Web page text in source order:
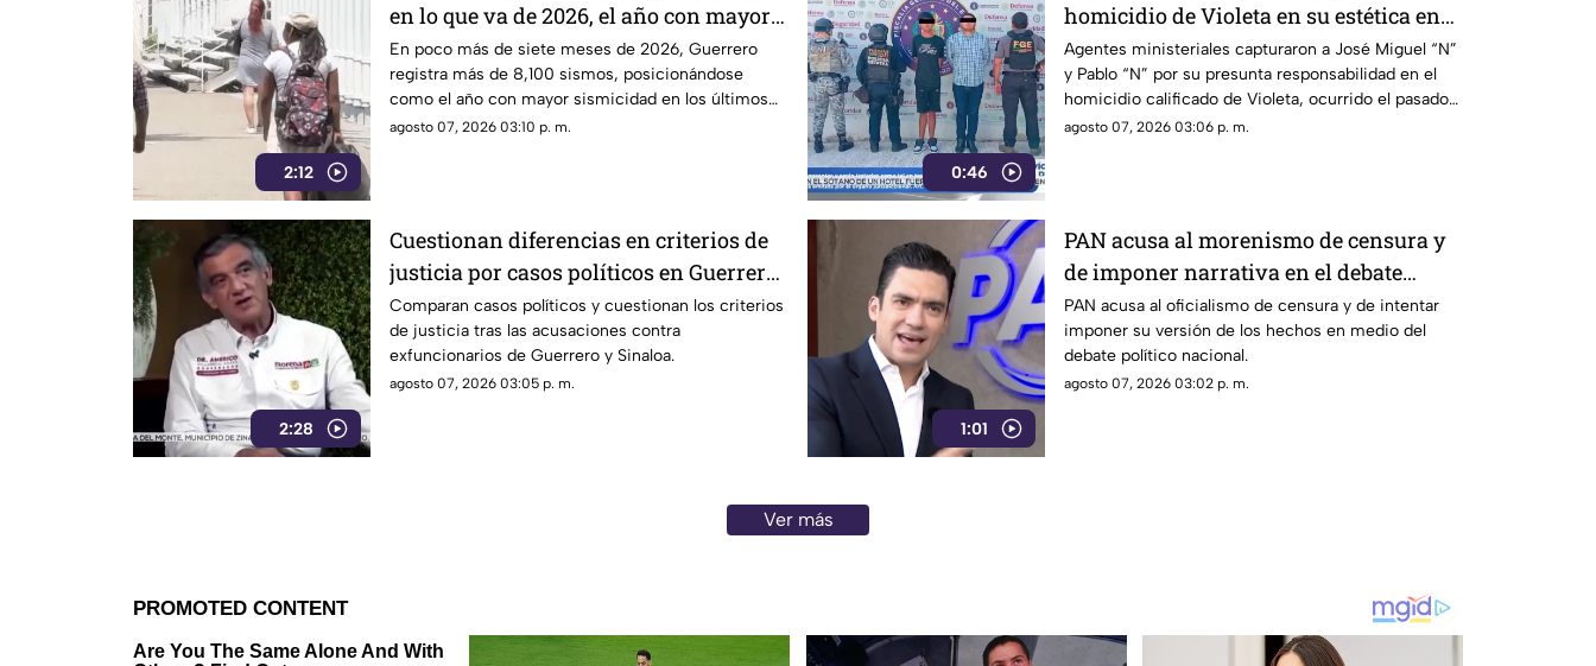
2:12
en lo que va de 2026, el año con mayor
sismicidad de los últimos cinco años
En poco más de siete meses de 2026, Guerrero
registra más de 8,100 sismos, posicionándose
como el año con mayor sismicidad en los últimos
cinco años y encendiendo las alertas entre la
agosto 07, 2026 03:10 p. m.
0:46
homicidio de Violeta en su estética en
Acapulco
Agentes ministeriales capturaron a José Miguel “N”
y Pablo “N” por su presunta responsabilidad en el
homicidio calificado de Violeta, ocurrido el pasado
4 de mayo en la colonia Progreso de Acapulco.
agosto 07, 2026 03:06 p. m.
2:28
Cuestionan diferencias en criterios de
justicia por casos políticos en Guerrero
y Sinaloa
Comparan casos políticos y cuestionan los criterios
de justicia tras las acusaciones contra
exfuncionarios de Guerrero y Sinaloa.
agosto 07, 2026 03:05 p. m.
1:01
PAN acusa al morenismo de censura y
de imponer narrativa en el debate
público
PAN acusa al oficialismo de censura y de intentar
imponer su versión de los hechos en medio del
debate político nacional.
agosto 07, 2026 03:02 p. m.
Ver más